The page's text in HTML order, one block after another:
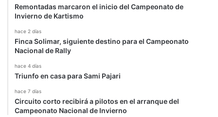
Remontadas marcaron el inicio del Campeonato de
Invierno de Kartismo
hace 2 días
Finca Solimar, siguiente destino para el Campeonato
Nacional de Rally
hace 4 días
Triunfo en casa para Sami Pajari
hace 7 días
Circuito corto recibirá a pilotos en el arranque del
Campeonato Nacional de Invierno